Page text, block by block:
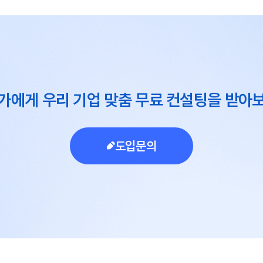
에게 우리 기업 맞춤 무료 컨설팅을 받아
도입문의